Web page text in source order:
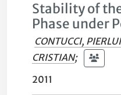
Stability of
Phase under
CONTUCCI,
CRISTIAN;
2011